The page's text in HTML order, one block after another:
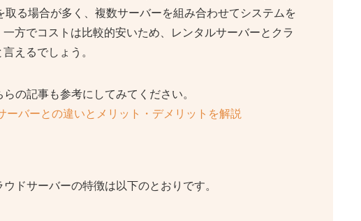
る場合が多く、複数サーバーを組み合わせてシステムを
方でコストは比較的安いため、レンタルサーバーとクラ
えるでしょう。
の記事も参考にしてみてください。
バーとの違いとメリット・デメリットを解説
ドサーバーの特徴は以下のとおりです。